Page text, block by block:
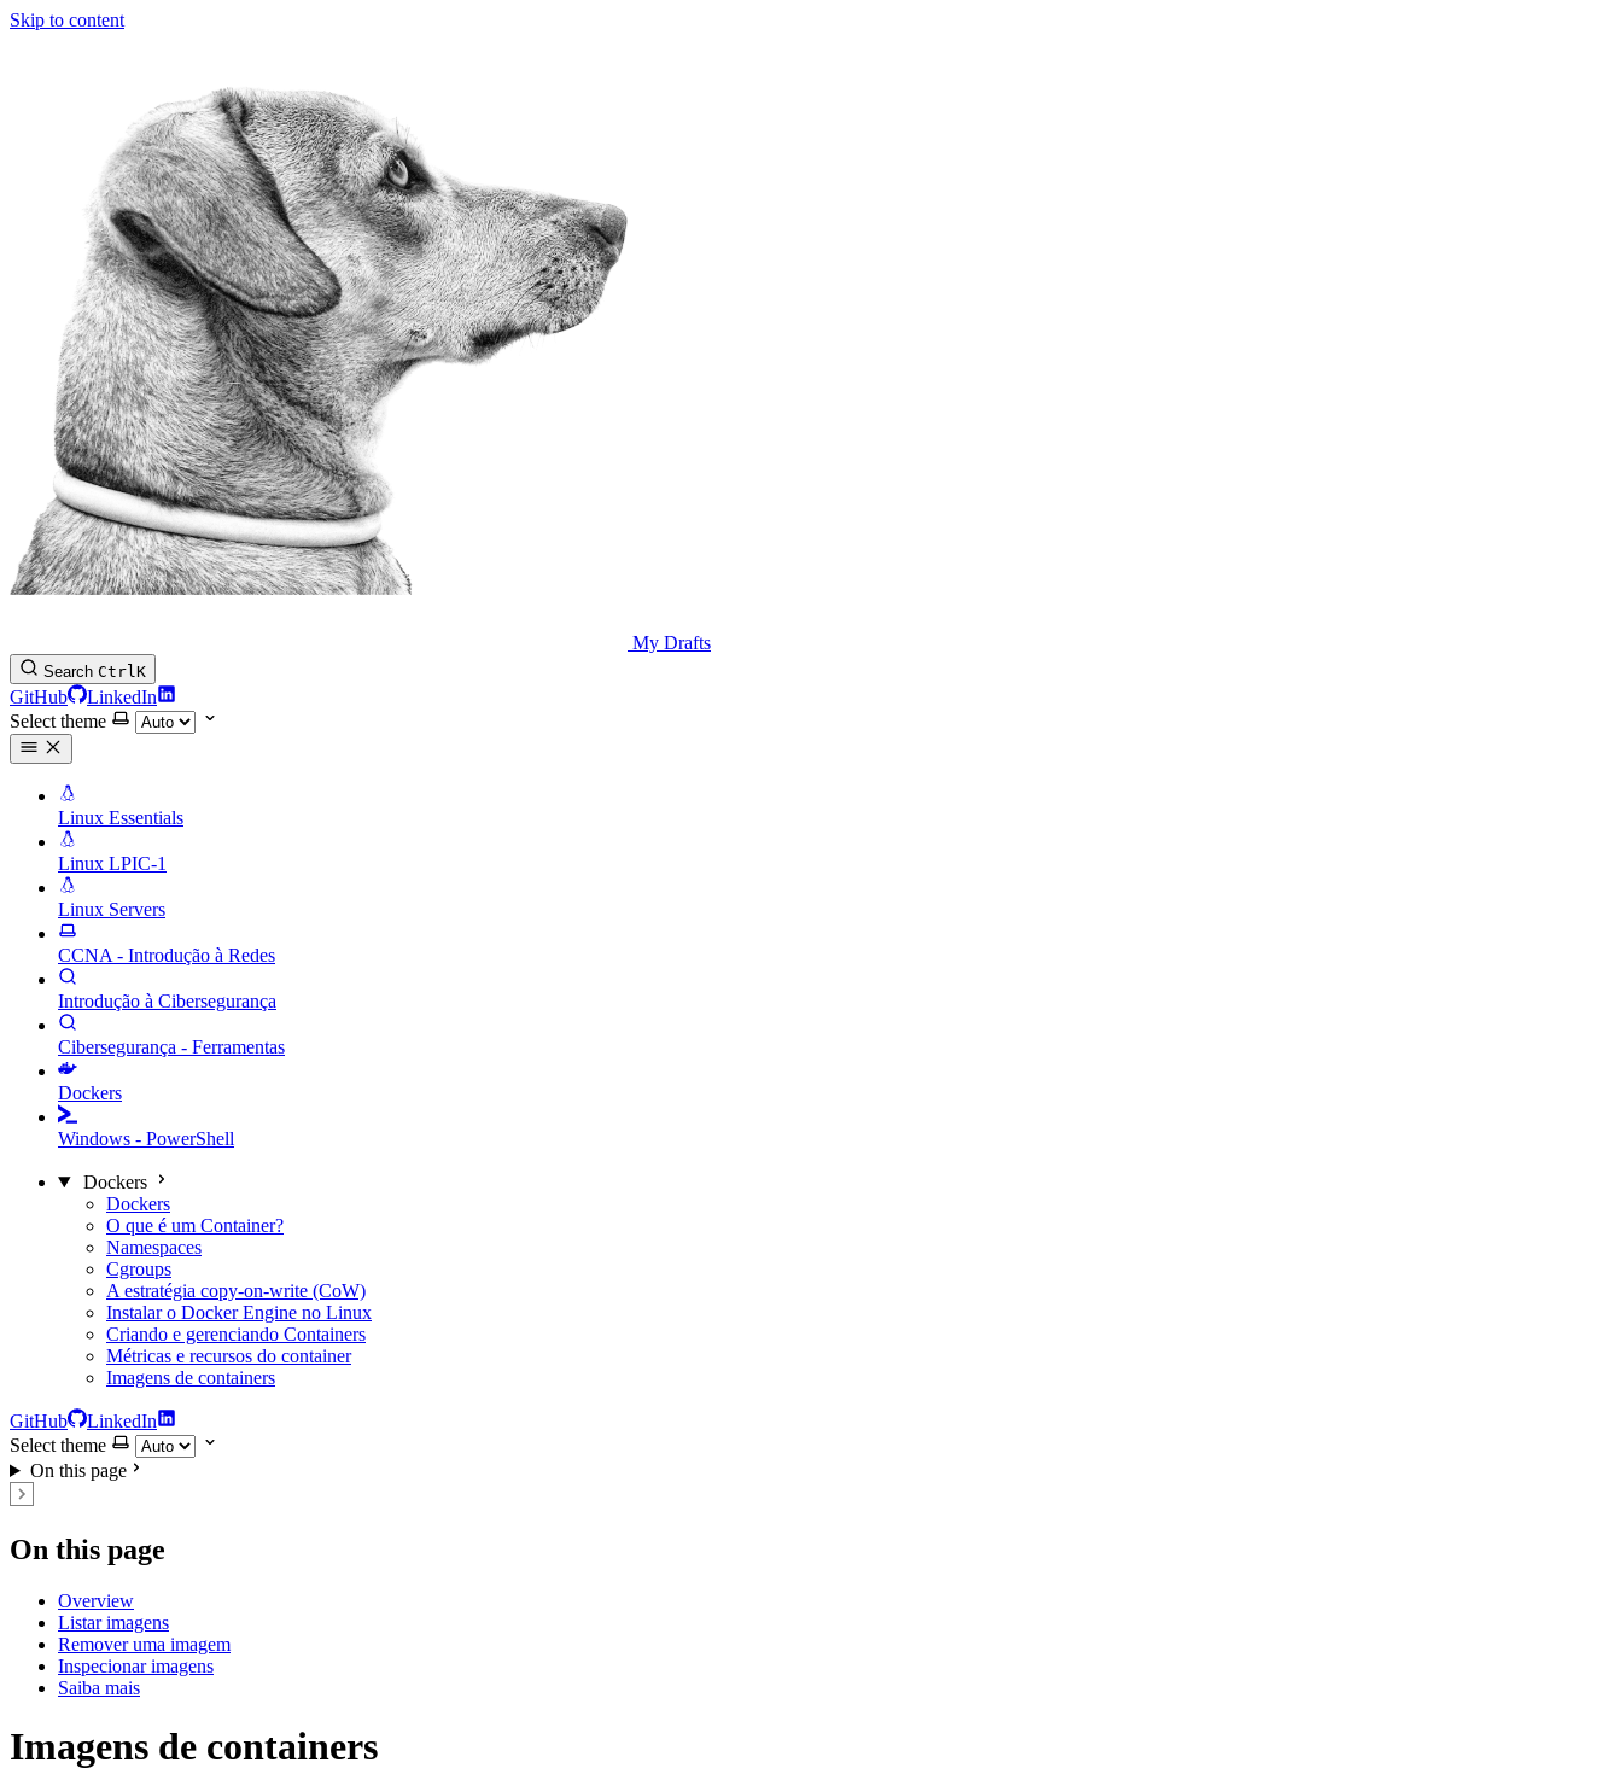
Skip to content
My Drafts
Search CtrlK
GitHub
LinkedIn
Select theme
Linux Essentials
Linux LPIC-1
Linux Servers
CCNA - Introdução à Redes
Introdução à Cibersegurança
Cibersegurança - Ferramentas
Dockers
Windows - PowerShell
Dockers
Dockers
O que é um Container?
Namespaces
Cgroups
A estratégia copy-on-write (CoW)
Instalar o Docker Engine no Linux
Criando e gerenciando Containers
Métricas e recursos do container
Imagens de containers
GitHub
LinkedIn
Select theme
On this page
On this page
Overview
Listar imagens
Remover uma imagem
Inspecionar imagens
Saiba mais
Imagens de containers